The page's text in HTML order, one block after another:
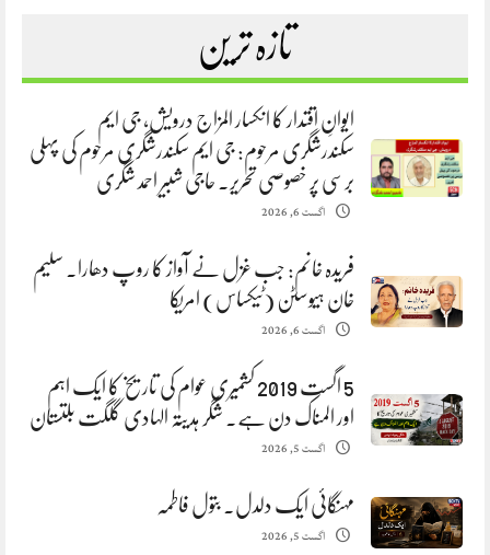
تازہ ترین
ایوانِ اقتدار کا انکسار المزاج درویش، جی ایم
سکندرشگری مرحوم: جی ایم سکندرشگری مرحوم کی پہلی
برسی پر خصوصی تحریر. حاجی شبیر احمد شگری
اگست 6, 2026
فریدہ خانم: جب غزل نے آواز کا روپ دھارا. سلیم
خان ہیوسٹن (ٹیکساس) امریکا
اگست 6, 2026
5 اگست 2019 کشمیری عوام کی تاریخ کا ایک اہم
اور المناک دن ہے. شگر ہدیتہ الہادی گلگت بلتستان
اگست 5, 2026
مہنگائی ایک دلدل. بتول فاطمہ
اگست 5, 2026